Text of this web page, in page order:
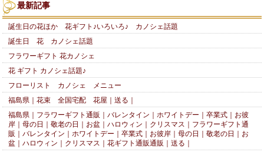
最新記事
誕生日の花ほか 花ギフト♪いろいろ♪ カノシェ話題
誕生日 花 カノシェ話題
フラワーギフト 花カノシェ
花 ギフト カノシェ話題♪
フローリスト カノシェ メニュー
福島県｜花束 全国宅配 花屋｜送る｜
福島県｜フラワーギフト通販｜バレンタイン｜ホワイトデー｜卒業式｜お彼
岸｜母の日｜敬老の日｜お盆｜ハロウィン｜クリスマス｜フラワーギフト通
販｜バレンタイン｜ホワイトデー｜卒業式｜お彼岸｜母の日｜敬老の日｜お
盆｜ハロウィン｜クリスマス｜花ギフト通販通販｜送る｜